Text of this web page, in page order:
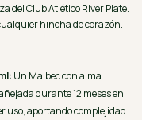
del Club Atlético River Plate.
hincha de corazón.
Un Malbec con alma
durante 12 meses en
uso, aportando complejidad